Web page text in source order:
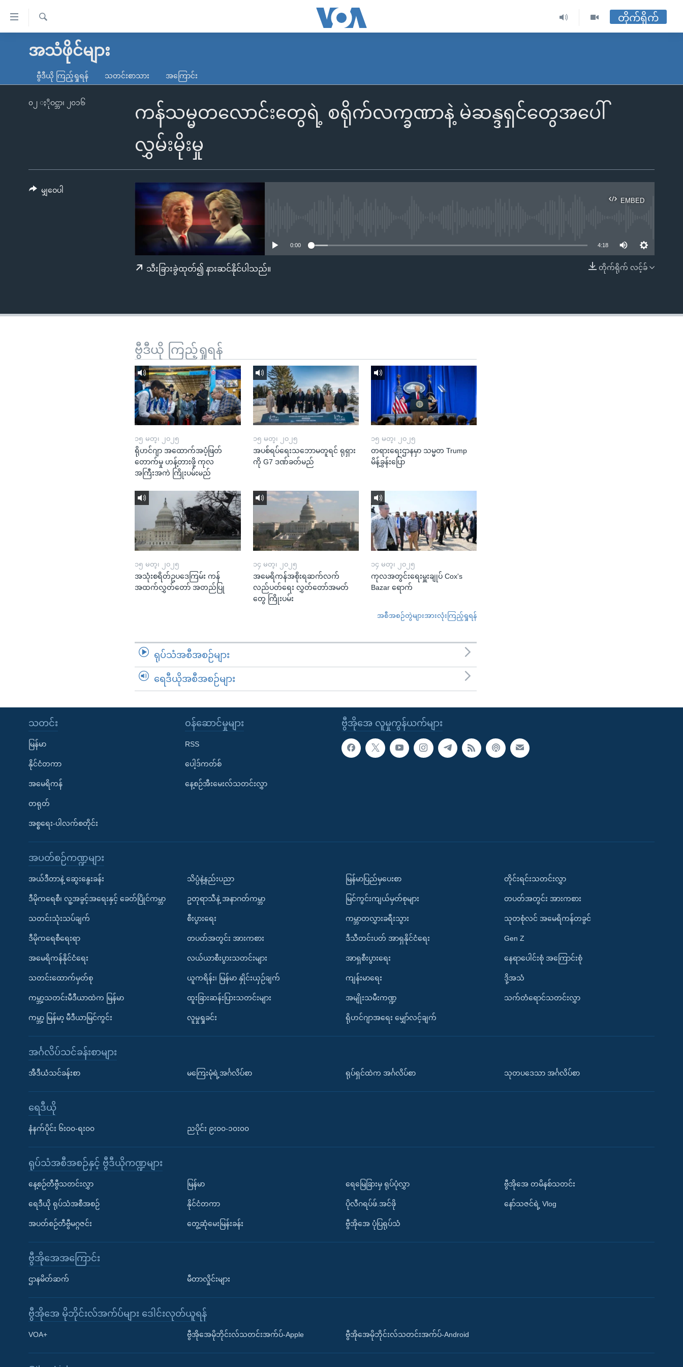
လွယ်ကူ
သည့်
ရန်
မူလစာမျက်နှာ
ကမ္ဘာ့သတင်းများ
နိုင်ငံတကာ
မကြေးမုံရဲ့ အင်္ဂလိပ်စာ
ရေဒီယို
ရေဒီယိုနှင့်ရုပ်သံ အချက်အလက်များ
Learning English
ရ
တိုက်ရိုက်
အသံဖိုင်များ
ဗွီဒီယို ကြည့်ရှုရန် သတင်းစာသား အကြောင်း
ကန်သမ္မတလောင်းတွေရဲ့ စရိုက်လက္ခဏာနဲ့ မဲဆန္ဒရှင်တွေအပေါ်
လွှမ်းမိုးမှု
၀၂ ႏိုဝင္ဘာ၊ ၂၀၁၆
EMBED
EMBED
0:00 4:18
တိုက်ရိုက် လင့်ခ်
သီးခြားခွဲထုတ်၍ နားဆင်နိုင်ပါသည်။
မျှဝေပါ
ဗွီဒီယို ကြည့်ရှုရန်
၁၅ မတ္၊ ၂၀၂၅
ရိုဟင်ဂျာ အထောက်အပံ့ဖြတ်
တောက်မှု ဟန့်တားဖို့ ကုလ
အကြီးအကဲ ကြိုးပမ်းမည်
၁၅ မတ္၊ ၂၀၂၅
အပစ်ရပ်ရေးသဘောမတူရင် ရုရှား
ကို G7 ဒဏ်ခတ်မည်
၁၅ မတ္၊ ၂၀၂၅
တရားရေးဌာနမှာ သမ္မတ Trump
မိန့်ခွန်းပြော
၁၅ မတ္၊ ၂၀၂၅
အသုံးစရိတ်ဥပဒေကြမ်း ကန်
အထက်လွှတ်တော် အတည်ပြု
၁၄ မတ္၊ ၂၀၂၅
အမေရိကန်အစိုးရဆက်လက်
လည်ပတ်ရေး လွှတ်တော်အမတ်
တွေ ကြိုးပမ်း
၁၄ မတ္၊ ၂၀၂၅
ကုလအတွင်းရေးမှူးချုပ် Cox's
Bazar ရောက်
အစီအစဉ်တွဲများအားလုံးကြည့်ရှုရန်
ရုပ်သံအစီအစဉ်များ
ရေဒီယိုအစီအစဉ်များ
ဗွီအိုအေ လူမှုကွန်ယက်များ
သတင်း
မြန်မာ
နိုင်ငံတကာ
အမေရိကန်
တရုတ်
အစ္စရေး-ပါလက်စတိုင်း
၀န်ဆောင်မှုများ
RSS
ပေါ့ဒ်ကတ်စ်
နေ့စဉ်အီးမေးလ်သတင်းလွှာ
အပတ်စဉ်ကဏ္ဍများ
အယ်ဒီတာနဲ့ ဆွေးနွေးခန်း
ဒီမိုကရေစီ၊ လူ့အခွင့်အရေးနှင့် ခေတ်ပြိုင်ကမ္ဘာ
သတင်းသုံးသပ်ချက်
ဒီမိုကရေစီရေးရာ
အမေရိကန်နိုင်ငံရေး
သတင်းထောက်မှတ်စု
ကမ္ဘာ့သတင်းမီဒီယာထဲက မြန်မာ
ကမ္ဘာ့ မြန်မာ့ မီဒီယာမြင်ကွင်း
သိပ္ပံနဲ့နည်းပညာ
ဥတုရာသီနဲ့ အနာဂတ်ကမ္ဘာ
စီးပွားရေး
တပတ်အတွင်း အားကစား
လယ်ယာစီးပွားသတင်းများ
ယူကရိန်း၊ မြန်မာ နှိုင်းယှဉ်ချက်
ထူးခြားဆန်းပြားသတင်းများ
လူမှုရှုခင်း
မြန်မာပြည်မှပေးစာ
မြင်ကွင်းကျယ်မှတ်စုများ
ကမ္ဘာတလွှားခရီးသွား
ဒီသီတင်းပတ် အာရှနိုင်ငံရေး
အာရှစီးပွားရေး
ကျန်းမာရေး
အမျိုးသမီးကဏ္ဍ
ရိုဟင်ဂျာအရေး မျှော်လင့်ချက်
တိုင်းရင်းသတင်းလွှာ
တပတ်အတွင်း အားကစား
သုတစုံလင် အမေရိကန်တခွင်
Gen Z
နေရာပေါင်းစုံ အကြောင်းစုံ
ဒို့အသံ
သက်တံရောင်သတင်းလွှာ
အင်္ဂလိပ်သင်ခန်းစာများ
အီဒီယံသင်ခန်းစာ မကြေးမုံရဲ့အင်္ဂလိပ်စာ ရုပ်ရှင်ထဲက အင်္ဂလိပ်စာ သုတပဒေသာ အင်္ဂလိပ်စာ
ရေဒီယို
နံနက်ပိုင်း ၆း၀၀-ရး၀၀ ညပိုင်း ၉း၀၀-၁၀း၀၀
ရုပ်သံအစီအစဉ်နှင့် ဗွီဒီယိုကဏ္ဍများ
နေ့စဉ်တီဗွီသတင်းလွှာ
ရေဒီယို ရုပ်သံအစီအစဉ်
အပတ်စဉ်တီဗွီမဂ္ဂဇင်း
မြန်မာ
နိုင်ငံတကာ
တွေ့ဆုံမေးမြန်းခန်း
ရေမြေခြားမှ ရုပ်ပုံလွှာ
ပိုလီဂရပ်ဖ်.အင်ဖို
ဗွီအိုအေ ပုံပြရုပ်သံ
ဗွီအိုအေ တမိနစ်သတင်း
နော်သဇင်ရဲ့ Vlog
ဗွီအိုအေအကြောင်း
ဌာနမိတ်ဆက် မီတာလှိုင်းများ
ဗွီအိုအေ မိုဘိုင်းလ်အက်ပ်များ ဒေါင်းလုတ်ယူရန်
VOA+ ဗွီအိုအေမိုဘိုင်းလ်သတင်းအက်ပ်-Apple ဗွီအိုအေမိုဘိုင်းလ်သတင်းအက်ပ်-Android